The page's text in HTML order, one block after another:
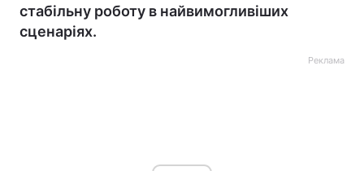
стабільну роботу в найвимогливіших
сценаріях.
Реклама